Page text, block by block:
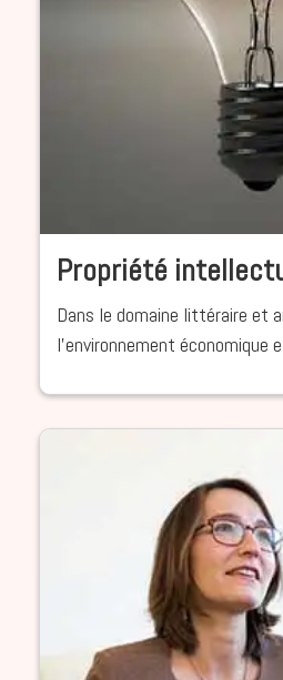
Propriété
Dans le domaine littéraire et
l’environnement économique